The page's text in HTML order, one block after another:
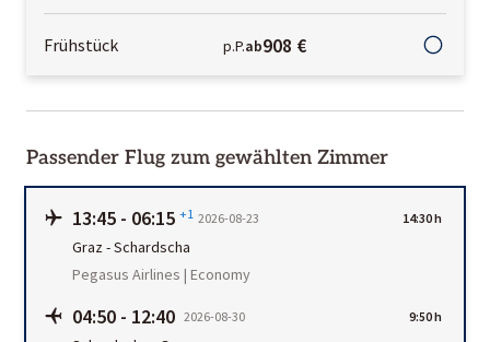
Frühstück p.P.ab908 €
Passender Flug zum gewählten Zimmer
13:45 - 06:15 +1 2026-08-23 14:30 h
Graz-Schardscha
Pegasus Airlines | Economy
04:50 - 12:40 2026-08-30 9:50 h